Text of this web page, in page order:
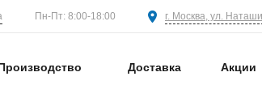
Пн-Пт: 8:00-18:00 г. Москва, ул.
Доставка Акции